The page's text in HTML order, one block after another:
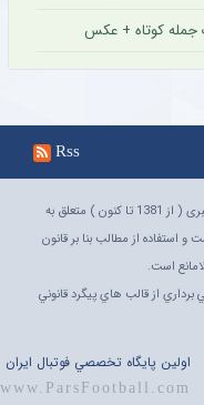
جمله کوتاه + عکس
Rss
تمام حقوق مادی و معنوی این پایگاه خبری ( از 1381 تا کنون ) متعلق به
و استفاده از مطالب بنا بر قانون
است.
کپي برداري از قالب هاي پيگرد قانوني
اولين پايگاه تخصصي فوتبال ايران
www.ParsFootball.com